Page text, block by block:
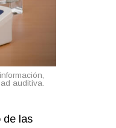
auditiva.
de las